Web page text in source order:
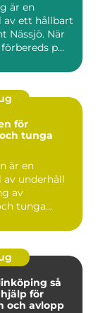
är en
av ett hållbart
Nässjö. När
p...
för
tunga
är en
av underhåll
av
tunga
så
för
och avlopp